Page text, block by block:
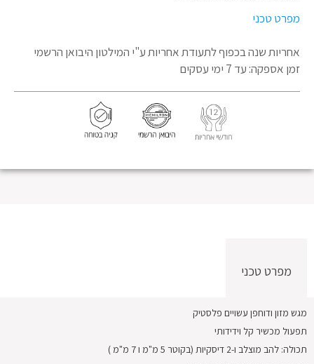
מפרט טכני
אחריות שנה בכפוף לתעודת אחריותע"י המילטון היבואן הרשמי
זמן אספקה: עד 7 ימי עסקים
מפרט טכני
מגש מזון ודוחפן עשויים פלסטיק
תפעול מכשיר קל וידידותי
תכולה: להב מוצלב ו-2 דיסקיות (בקוטר 5 מ"מ ו 7 מ"מ )